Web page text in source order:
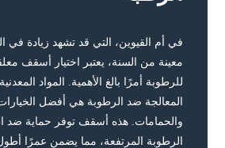
في أم القيوين، التي قد تشهد زيادة في
معينة من السنة، يعتبر اختيار أسقف
للرطوبة أمرًا بالغ الأهمية. المواد
المعالجة ضد الرطوبة هي أفضل
والحمامات. هذه أسقف توفر حماية ضد
الرطوبة المرتفعة، مما يضمن عمرًا